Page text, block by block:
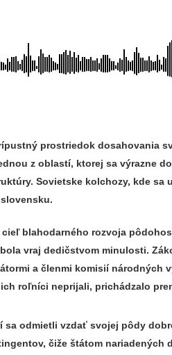
prostriedok dosahovania
z oblastí, ktorej sa výrazne
Sovietske kolchozy, kde sa
blahodarného rozvoja
vraj dedičstvom minulosti.
a členmi komisií národných
roľníci neprijali, prichádzalo
odmietli vzdať svojej pôdy
čiže štátom nariadených